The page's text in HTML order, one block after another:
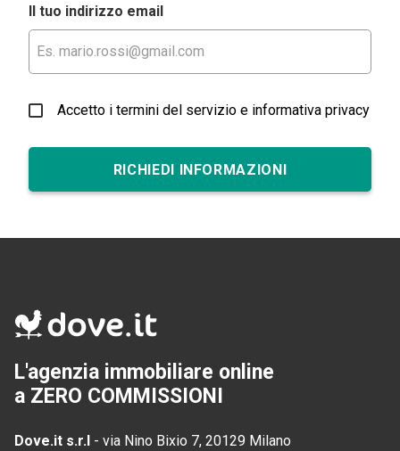
Il tuo indirizzo email
Accetto i termini del servizio e informativa privacy
RICHIEDI INFORMAZIONI
L'agenzia immobiliare online
a ZERO COMMISSIONI
Dove.it s.r.l - via Nino Bixio 7, 20129 Milano